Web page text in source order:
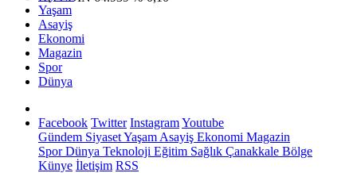
Yaşam
Asayiş
Ekonomi
Magazin
Spor
Dünya
Facebook Twitter InstagramYoutube
Gündem SiyasetYaşam Asayiş Ekonomi Magazin
SporDünya Teknoloji Eğitim Sağlık Çanakkale Bölge
Künye İletişim RSS